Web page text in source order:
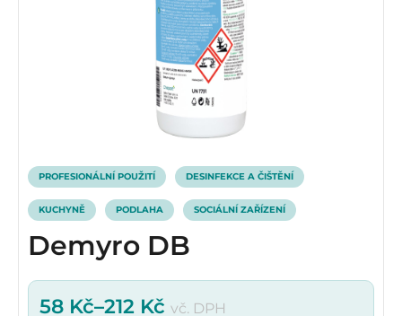
PROFESIONÁLNÍ POUŽITÍ DESINFEKCE A ČIŠTĚNÍ
KUCHYNĚ PODLAHA SOCIÁLNÍ ZAŘÍZENÍ
Demyro DB
58 Kč–212 Kč vč. DPH